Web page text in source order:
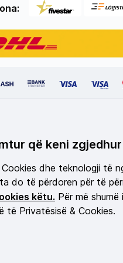
që keni
dhe teknologji të
do të përdoren për të
këtu. Për më
të Privatësisë & Cookies.